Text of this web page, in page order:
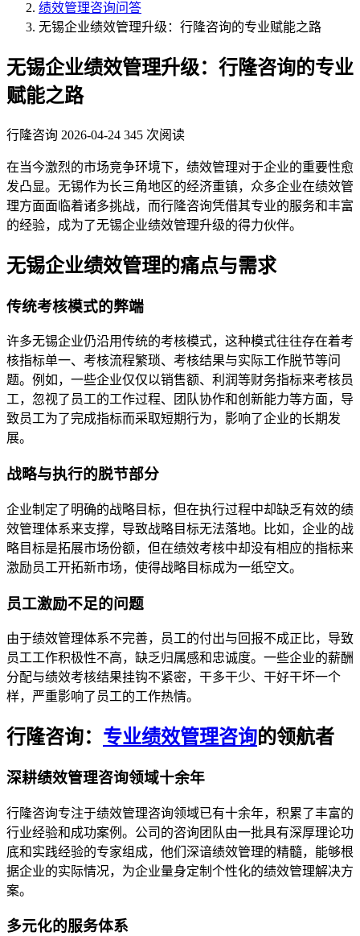
绩效管理咨询问答
无锡企业绩效管理升级：行隆咨询的专业赋能之路
无锡企业绩效管理升级：行隆咨询的专业
赋能之路
行隆咨询 2026-04-24 345 次阅读
在当今激烈的市场竞争环境下，绩效管理对于企业的重要性愈
发凸显。无锡作为长三角地区的经济重镇，众多企业在绩效管
理方面面临着诸多挑战，而行隆咨询凭借其专业的服务和丰富
的经验，成为了无锡企业绩效管理升级的得力伙伴。
无锡企业绩效管理的痛点与需求
传统考核模式的弊端
许多无锡企业仍沿用传统的考核模式，这种模式往往存在着考
核指标单一、考核流程繁琐、考核结果与实际工作脱节等问
题。例如，一些企业仅仅以销售额、利润等财务指标来考核员
工，忽视了员工的工作过程、团队协作和创新能力等方面，导
致员工为了完成指标而采取短期行为，影响了企业的长期发
展。
战略与执行的脱节部分
企业制定了明确的战略目标，但在执行过程中却缺乏有效的绩
效管理体系来支撑，导致战略目标无法落地。比如，企业的战
略目标是拓展市场份额，但在绩效考核中却没有相应的指标来
激励员工开拓新市场，使得战略目标成为一纸空文。
员工激励不足的问题
由于绩效管理体系不完善，员工的付出与回报不成正比，导致
员工工作积极性不高，缺乏归属感和忠诚度。一些企业的薪酬
分配与绩效考核结果挂钩不紧密，干多干少、干好干坏一个
样，严重影响了员工的工作热情。
行隆咨询： 专业绩效管理咨询的领航者
深耕绩效管理咨询领域十余年
行隆咨询专注于绩效管理咨询领域已有十余年，积累了丰富的
行业经验和成功案例。公司的咨询团队由一批具有深厚理论功
底和实践经验的专家组成，他们深谙绩效管理的精髓，能够根
据企业的实际情况，为企业量身定制个性化的绩效管理解决方
案。
多元化的服务体系